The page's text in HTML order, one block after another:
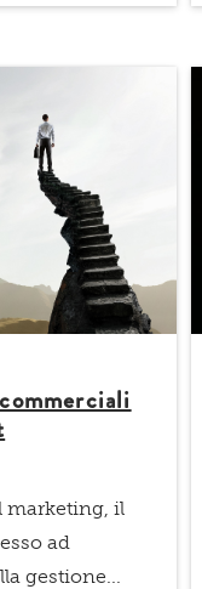
marketing, il
ad
gestione...